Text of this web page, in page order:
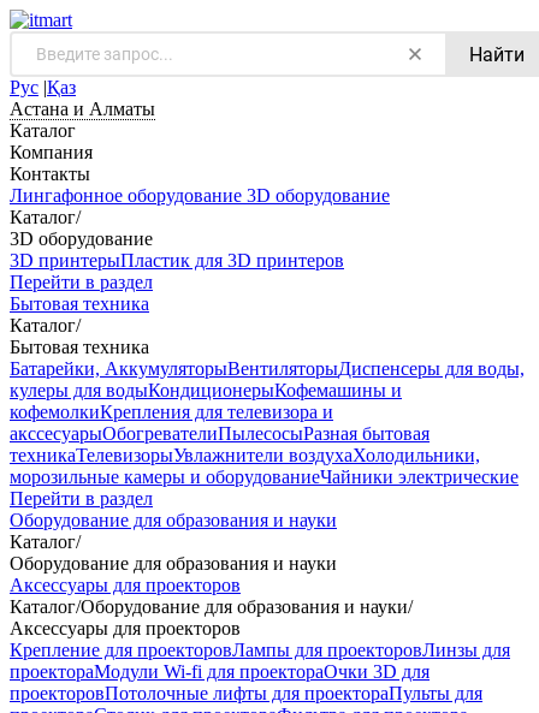
Найти
Рус |Қаз
Астана и Алматы
Каталог
Компания
Контакты
Лингафонное оборудование 3D оборудование
Каталог/
3D оборудование
3D принтерыПластик для 3D принтеров
Перейти в раздел
Бытовая техника
Каталог/
Бытовая техника
Батарейки, АккумуляторыВентиляторыДиспенсеры для воды,
кулеры для водыКондиционерыКофемашины и
кофемолкиКрепления для телевизора и
акссесуарыОбогревателиПылесосыРазная бытовая
техникаТелевизорыУвлажнители воздухаХолодильники,
морозильные камеры и оборудованиеЧайники электрические
Перейти в раздел
Оборудование для образования и науки
Каталог/
Оборудование для образования и науки
Аксессуары для проекторов
Каталог/Оборудование для образования и науки/
Аксессуары для проекторов
Крепление для проекторовЛампы для проекторовЛинзы для
проектораМодули Wi-fi для проектораОчки 3D для
проекторовПотолочные лифты для проектораПульты для